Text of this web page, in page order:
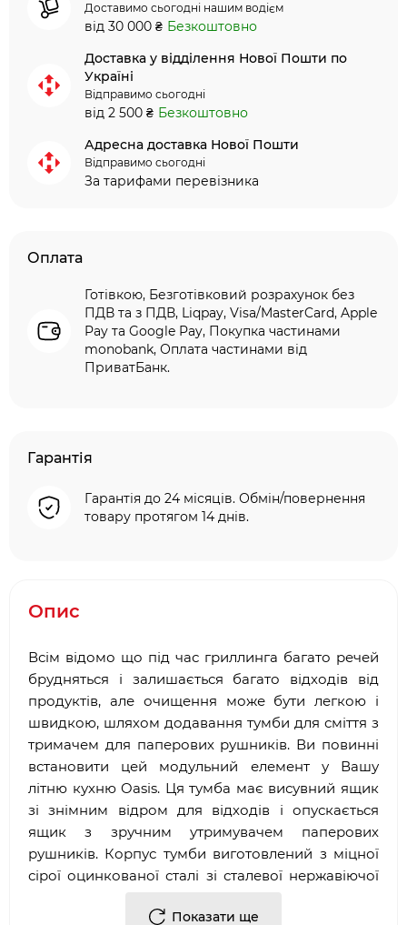
Доставимо сьогодні нашим водієм
від 30 000 ₴ Безкоштовно
Доставка у відділення Нової Пошти по
Україні
Відправимо сьогодні
від 2 500 ₴ Безкоштовно
Адресна доставка Нової Пошти
Відправимо сьогодні
За тарифами перевізника
Оплата
Готівкою, Безготівковий розрахунок без
ПДВ та з ПДВ, Liqpay, Visa/MasterCard, Apple
Pay та Google Pay, Покупка частинами
monobank, Оплата частинами від
ПриватБанк.
Гарантія
Гарантія до 24 місяців. Обмін/повернення
товару протягом 14 днів.
Опис
Всім відомо що під час гриллинга багато речей
брудняться і залишається багато відходів від
продуктів, але очищення може бути легкою і
швидкою, шляхом додавання тумби для сміття з
тримачем для паперових рушників. Ви повинні
встановити цей модульний елемент у Вашу
літню кухню Oasis. Ця тумба має висувний ящик
зі знімним відром для відходів і опускається
ящик з зручним утримувачем паперових
рушників. Корпус тумби виготовлений з міцної
сірої оцинкованої сталі зі сталевої нержавіючої
правої сторони. Додайте цю тумбу для Вашої
Показати ще